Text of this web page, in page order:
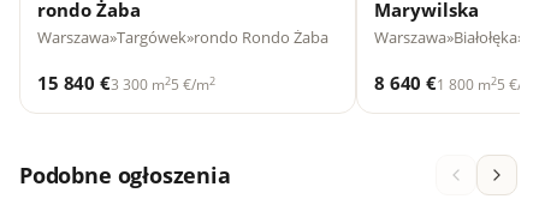
rondo Żaba
Warszawa»Targówek»rondo Rondo Żaba
15 840 €3 300 m25 €/m2
Marywilska
Warszawa»Białołęka»
8 640 €1 800 m25 €/m
Podobne ogłoszenia